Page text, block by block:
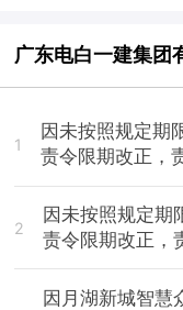
广东电白一建集团
1
因未按照规定期
责令限期改正，
2
因未按照规定期
责令限期改正，
因月湖新城智慧